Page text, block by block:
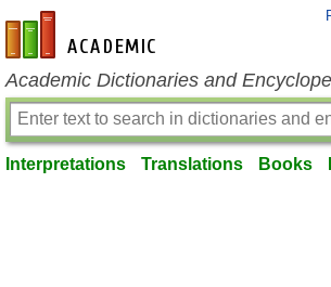
en-academic.com
Academic Dictionaries and
Interpretations Translations Books